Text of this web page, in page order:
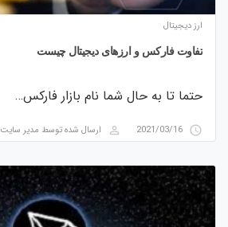
ارز دیجیتال
تفاوت فارکس و ارزهای دیجیتال چیست
حتما تا به حال شما نام بازار فارکس…
access_time
2021/03/16
perm_identity ارسال شده توسط مدیر سایت